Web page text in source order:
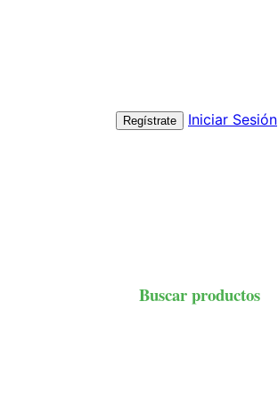
Regístrate Iniciar Sesión
Buscar productos